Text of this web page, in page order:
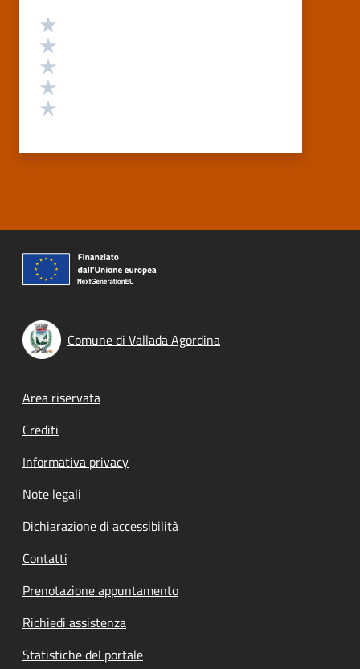
Valutazione
Comune di Vallada Agordina
Footer menu
Area riservata
Crediti
Informativa privacy
Note legali
Dichiarazione di accessibilità
Contatti
Prenotazione appuntamento
Richiedi assistenza
Statistiche del portale